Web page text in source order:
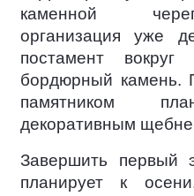
каменной
организация уже
постамент вокруг
бордюрный камень.
памятником
декоративным
Завершить первый
планирует к